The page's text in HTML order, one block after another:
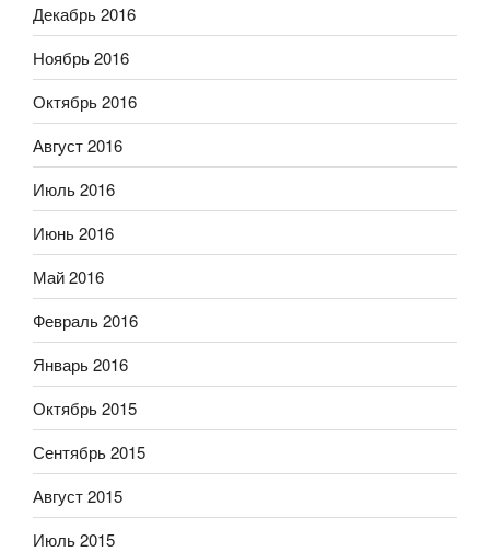
Декабрь 2016
Ноябрь 2016
Октябрь 2016
Август 2016
Июль 2016
Июнь 2016
Май 2016
Февраль 2016
Январь 2016
Октябрь 2015
Сентябрь 2015
Август 2015
Июль 2015